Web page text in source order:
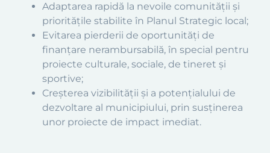
Adaptarea rapidă la nevoile comunității și
prioritățile stabilite în Planul Strategic local;
Evitarea pierderii de oportunități de
finanțare nerambursabilă, în special pentru
proiecte culturale, sociale, de tineret și
sportive;
Creșterea vizibilității și a potențialului de
dezvoltare al municipiului, prin susținerea
unor proiecte de impact imediat.